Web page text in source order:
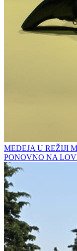
MEDEJA U REŽIJI
PONOVNO NA